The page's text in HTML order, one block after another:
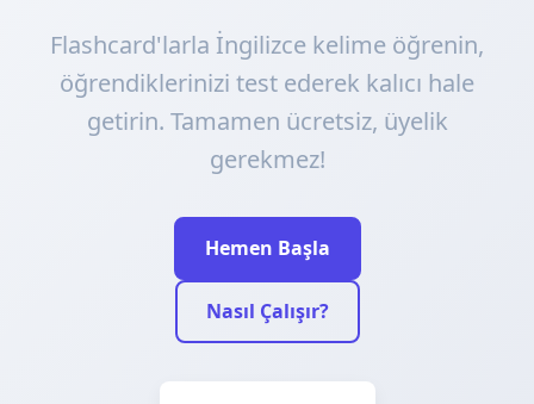
Flashcard'larla İngilizce kelime öğrenin,
öğrendiklerinizi test ederek kalıcı hale
getirin. Tamamen ücretsiz, üyelik
gerekmez!
Hemen Başla
Nasıl Çalışır?